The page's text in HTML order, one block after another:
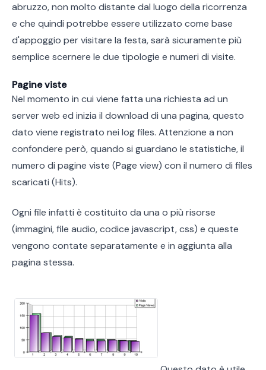
abruzzo, non molto distante dal luogo della ricorrenza
e che quindi potrebbe essere utilizzato come base
d'appoggio per visitare la festa, sarà sicuramente più
semplice scernere le due tipologie e numeri di visite.
Pagine viste
Nel momento in cui viene fatta una richiesta ad un
server web ed inizia il download di una pagina, questo
dato viene registrato nei log files. Attenzione a non
confondere però, quando si guardano le statistiche, il
numero di pagine viste (Page view) con il numero di files
scaricati (Hits).
Ogni file infatti è costituito da una o più risorse
(immagini, file audio, codice javascript, css) e queste
vengono contate separatamente e in aggiunta alla
pagina stessa.